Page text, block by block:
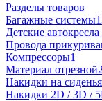
Разделы товаров
Багажные системы
Детские
Провода
Компрессоры1
Материал отрезной
Накидки на сиденья
Накидки 2D / 3D /